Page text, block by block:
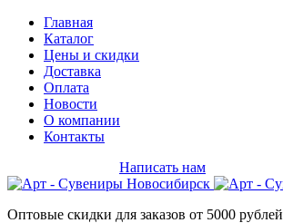
Главная
Каталог
Цены и скидки
Доставка
Оплата
Новости
О компании
Контакты
Написать нам
Оптовые скидки для заказов от 5000 рублей